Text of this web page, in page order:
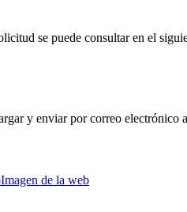
se puede consultar en el
y enviar por correo electrónico a
Imagen de la web